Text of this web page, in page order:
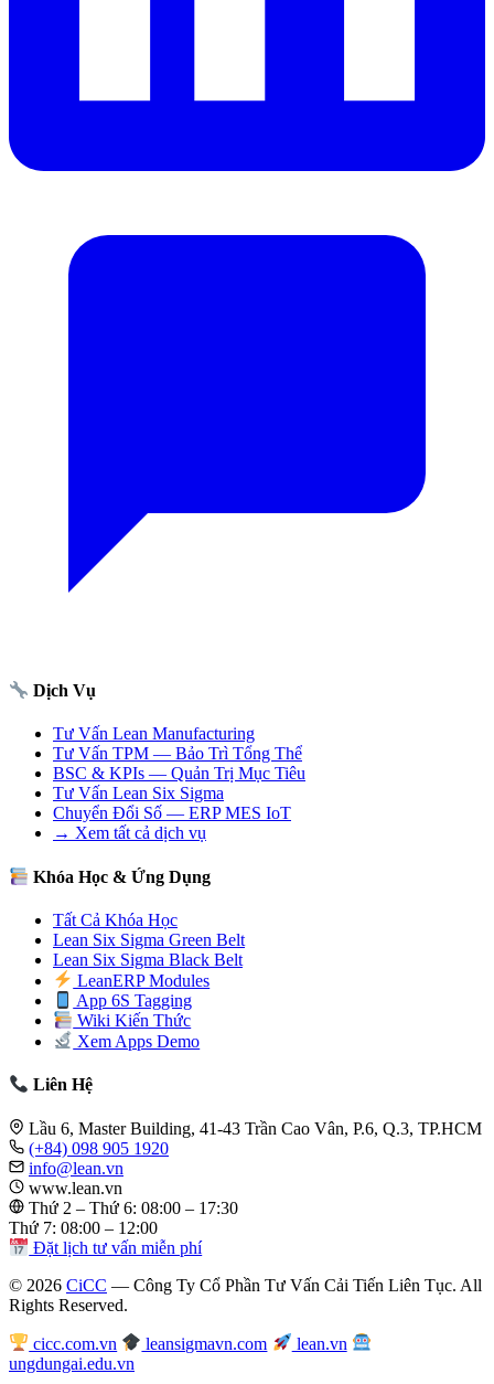
Dịch Vụ
Tư Vấn Lean Manufacturing
Tư Vấn TPM — Bảo Trì Tổng Thể
BSC & KPIs — Quản Trị Mục Tiêu
Tư Vấn Lean Six Sigma
Chuyển Đổi Số — ERP MES IoT
→ Xem tất cả dịch vụ
Khóa Học & Ứng Dụng
Tất Cả Khóa Học
Lean Six Sigma Green Belt
Lean Six Sigma Black Belt
LeanERP Modules
App 6S Tagging
Wiki Kiến Thức
Xem Apps Demo
Liên Hệ
Lầu 6, Master Building, 41-43 Trần Cao Vân, P.6, Q.3, TP.HCM
(+84) 098 905 1920
info@lean.vn
www.lean.vn
Thứ 2 – Thứ 6: 08:00 – 17:30
Thứ 7: 08:00 – 12:00
Đặt lịch tư vấn miễn phí
© 2026 CiCC — Công Ty Cổ Phần Tư Vấn Cải Tiến Liên Tục. All
Rights Reserved.
cicc.com.vn leansigmavn.com
lean.vn
ungdungai.edu.vn